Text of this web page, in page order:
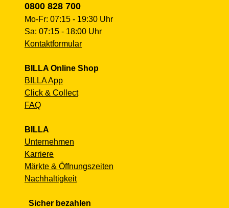
0800 828 700
Mo-Fr: 07:15 - 19:30 Uhr
Sa: 07:15 - 18:00 Uhr
Kontaktformular
BILLA Online Shop
BILLA App
Click & Collect
FAQ
BILLA
Unternehmen
Karriere
Märkte & Öffnungszeiten
Nachhaltigkeit
Sicher bezahlen